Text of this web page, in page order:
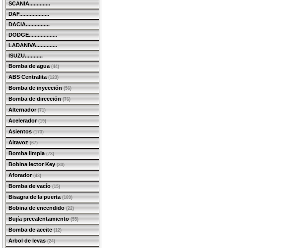
SCANIA..............
DAF....................
DACIA................
DODGE...................
LADANIVA..............
ISUZU............
Bomba de agua (44)
ABS Centralita (123)
Bomba de inyección (56)
Bomba de dirección (76)
Alternador (71)
Acelerador (19)
Asientos (173)
Altavoz (67)
Bomba limpia (73)
Bobina lector Key (30)
Aforador (43)
Bomba de vacío (15)
Bisagra de la puerta (189)
Bobina de encendido (22)
Bujía precalentamiento (55)
Bomba de aceite (12)
Arbol de levas (24)